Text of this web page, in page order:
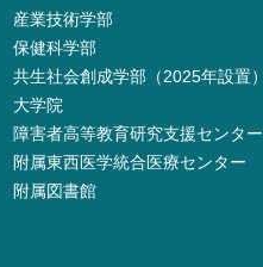
産業技術学部
保健科学部
共生社会創成学部（2025年設置）
大学院
障害者高等教育研究支援センター
附属東西医学統合医療センター
附属図書館